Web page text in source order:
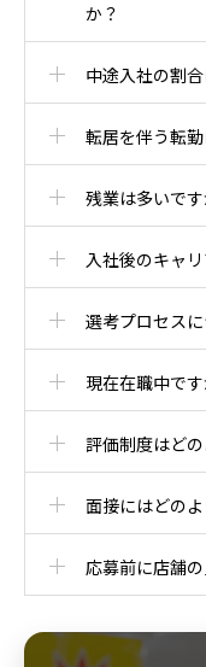
青果スタッフ
グロッサリースタッフ
アルバイト・パートス
INTERVIEW
TAMADE NUMBER
FAQ
か？
中途入社の割
転居を伴う転
残業は多いです
入社後のキャリ
選考プロセスに
現在在職中で
評価制度はど
面接にはどの
応募前に店舗